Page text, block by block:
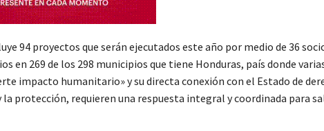
94 proyectos que serán ejecutados este año por medio de 36
en 269 de los 298 municipios que tiene Honduras, país donde
impacto humanitario» y su directa conexión con el Estado de
la protección, requieren una respuesta integral y coordinada para